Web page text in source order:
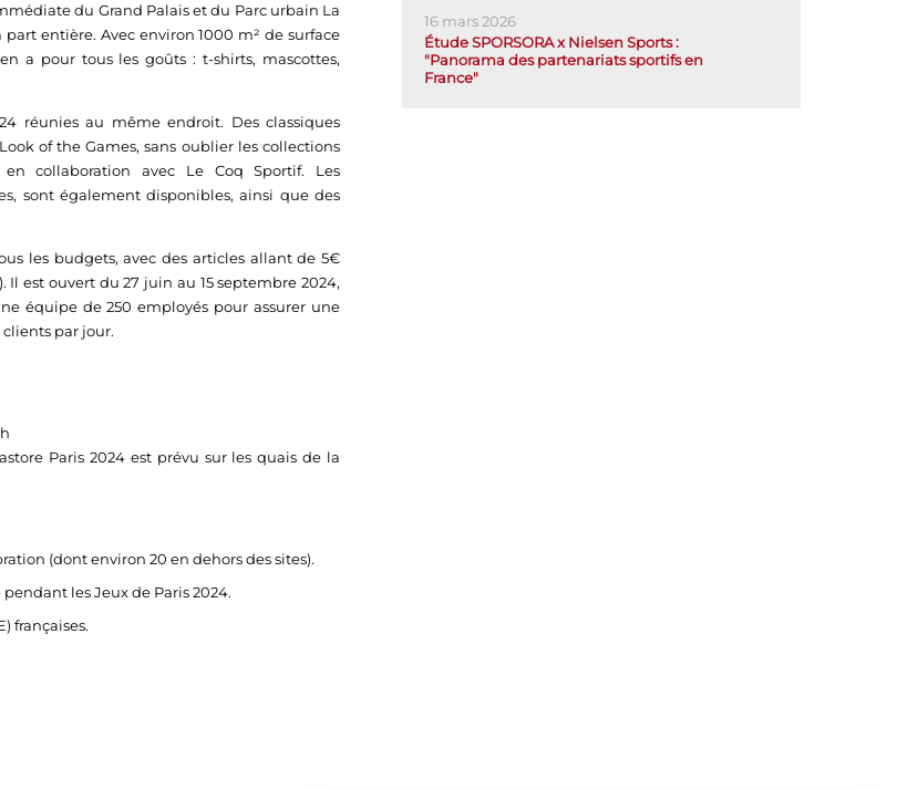
du Grand Palais et du Parc urbain La
entière. Avec environ 1000 m² de surface
a pour tous les goûts : t-shirts, mascottes,
réunies au même endroit. Des classiques
of the Games, sans oublier les collections
collaboration avec Le Coq Sportif. Les
sont également disponibles, ainsi que des
les budgets, avec des articles allant de 5€
est ouvert du 27 juin au 15 septembre 2024,
équipe de 250 employés pour assurer une
par jour.
Paris 2024 est prévu sur les quais de la
(dont environ 20 en dehors des sites).
les Jeux de Paris 2024.
françaises.
16 mars 2026
Étude SPORSORA x Nielsen Sports :
"Panorama des partenariats sportifs en
France"